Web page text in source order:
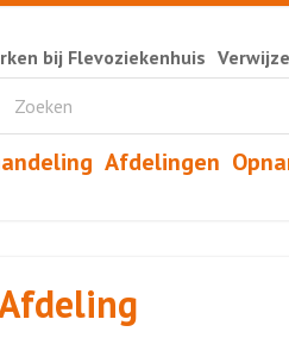
Afdelingen
bij Flevoziekenhuis